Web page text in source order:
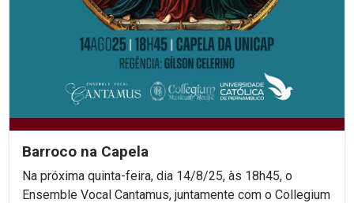
Barroco na Capela
Na próxima quinta-feira, dia 14/8/25, às 18h45, o
Ensemble Vocal Cantamus, juntamente com o Collegium